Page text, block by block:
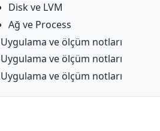
Disk ve LVM
Ağ ve Process
Uygulama ve ölçüm notları
Uygulama ve ölçüm notları
Uygulama ve ölçüm notları